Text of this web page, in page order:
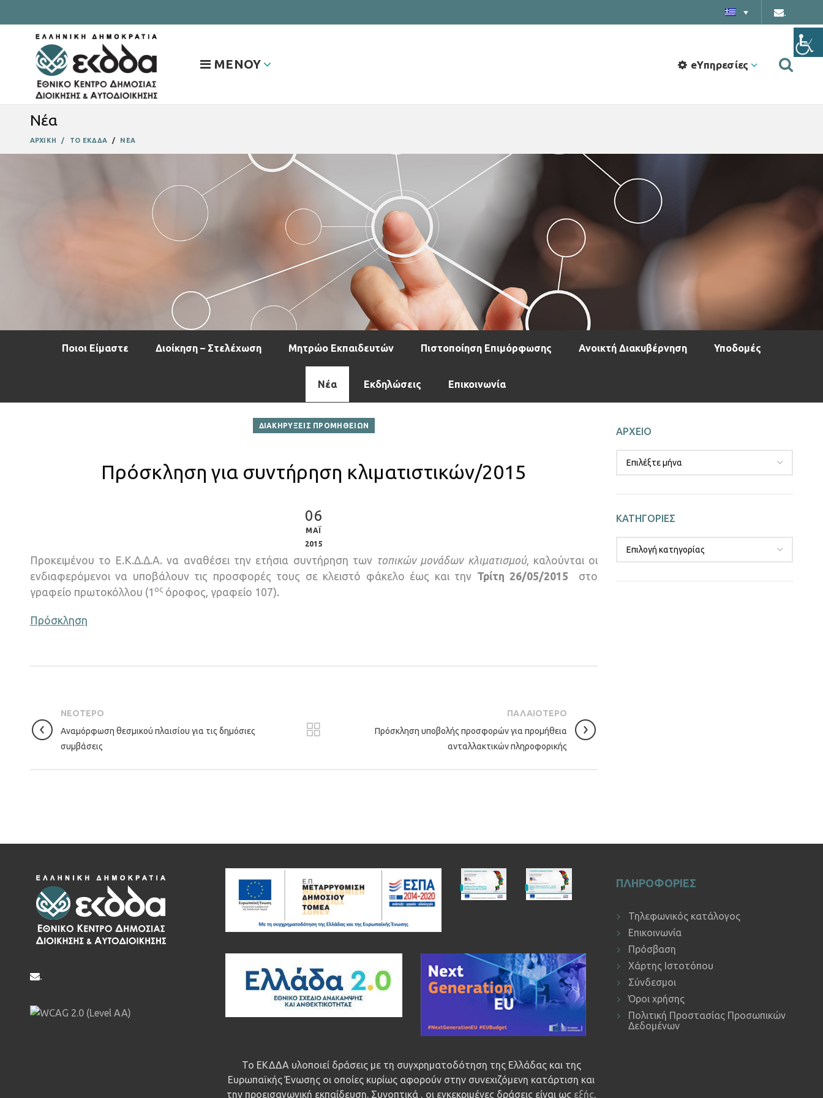
ΜΕΝΟΥ eΥπηρεσίες
Νέα
ΑΡΧΙΚΗ ΤΟ ΕΚΔΔΑ ΝΕΑ
Ποιοι Είμαστε Διοίκηση – Στελέχωση Μητρώο Εκπαιδευτών Πιστοποίηση Επιμόρφωσης Ανοικτή Διακυβέρνηση Υποδομές
Νέα Εκδηλώσεις Επικοινωνία
ΔΙΑΚΗΡΥΞΕΙΣ ΠΡΟΜΗΘΕΙΩΝ
Πρόσκληση για συντήρηση κλιματιστικών/2015
06
ΜΑΪ
2015
Προκειμένου το Ε.Κ.Δ.Δ.Α. να αναθέσει την ετήσια συντήρηση των τοπικών μονάδων κλιματισμού, καλούνται οι
ενδιαφερόμενοι να υποβάλουν τις προσφορές τους σε κλειστό φάκελο έως και την Τρίτη 26/05/2015 στο
γραφείο πρωτοκόλλου (1 οςόροφος, γραφείο 107).
Πρόσκληση
ΝΕΟΤΕΡΟ
Αναμόρφωση θεσμικού πλαισίου για τις δημόσιες
συμβάσεις
ΠΑΛΑΙΟΤΕΡΟ
Πρόσκληση υποβολής προσφορών για προμήθεια
ανταλλακτικών πληροφορικής
ΑΡΧΕΙΟ
ΚΑΤΗΓΟΡΙΕΣ
.
Το ΕΚΔΔΑ υλοποιεί δράσεις με τη συγχρηματοδότηση της Ελλάδας και της
Ευρωπαϊκής Ένωσης οι οποίες κυρίως αφορούν στην συνεχιζόμενη κατάρτιση και
την προεισαγωγική εκπαίδευση. Συνοπτικά , οι εγκεκριμένες δράσεις είναι ως εξής.
ΠΛΗΡΟΦΟΡΙΕΣ
Τηλεφωνικός κατάλογος
Επικοινωνία
Πρόσβαση
Χάρτης Ιστοτόπου
Σύνδεσμοι
Όροι χρήσης
Πολιτική Προστασίας Προσωπικών
Δεδομένων